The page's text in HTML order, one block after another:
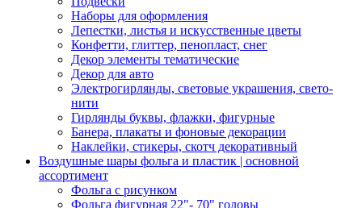
Наборы для оформления
Лепестки, листья и искусственные цветы
Конфетти, глиттер, пенопласт, снег
Декор элементы тематические
Декор для авто
Электрогирлянды, световые украшения, свето-
нити
Гирлянды буквы, флажки, фигурные
Банера, плакаты и фоновые декорации
Наклейки, стикеры, скотч декоративный
Воздушные шары фольга и пластик | основной
ассортимент
Фольга с рисунком
Фольга фигурная 22"- 70" головы